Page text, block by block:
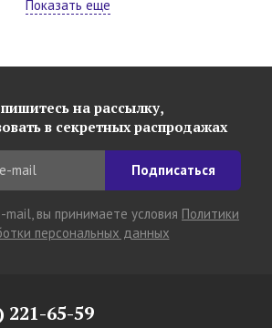
Показать еще
на рассылку,
в секретных распродажах
Подписаться
mail, вы принимаете условия Политики
персональных данных
221-65-59